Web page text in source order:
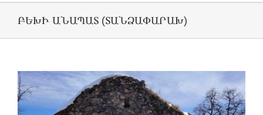
ԲԵԽԻ ԱՆԱՊԱՏ (ՏԱՆՁԱՓԱՐԱԽ)
View
Larger
Image